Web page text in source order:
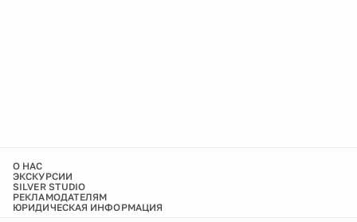
О НАС
ЭКСКУРСИИ
SILVER STUDIO
РЕКЛАМОДАТЕЛЯМ
ЮРИДИЧЕСКАЯ ИНФОРМАЦИЯ